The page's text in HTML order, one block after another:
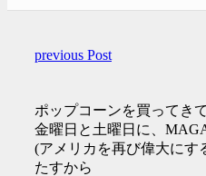
previous Post
ポップコーンを買ってきて
金曜日と土曜日に、
(アメリカを再び偉大にす
たすから